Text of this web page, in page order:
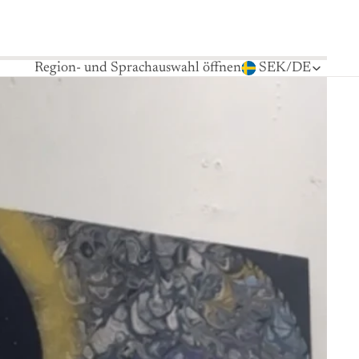
Region- und Sprachauswahl öffnen SEK/DE